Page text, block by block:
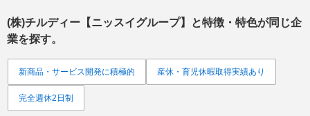
(株)チルディー【ニッスイグループ】
と特徴・特色が同じ企
業を探す。
新商品・サービス開発に積極的 産休・育児休暇取得実績あり
完全週休2日制